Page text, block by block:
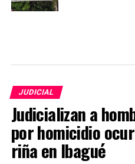
JUDICIAL
Judicializan a
por homicidio
riña en Ibagué